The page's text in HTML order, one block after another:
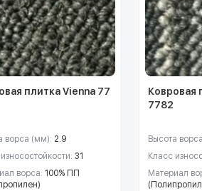
плитка Vienna 77
ворса (мм): 2.9
31
ворса: 100% ПП
Ковровая
7782
Высота
Класс
Материал